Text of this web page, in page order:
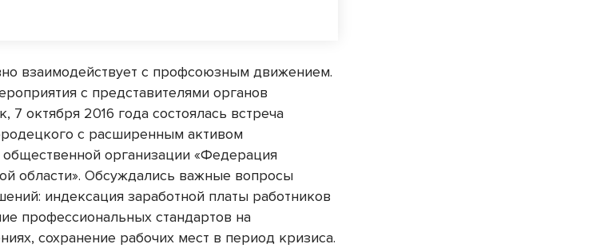
взаимодействует с профсоюзным движением.
с представителями органов
7 октября 2016 года состоялась встреча
с расширенным активом
организации «Федерация
области». Обсуждались важные вопросы
индексация заработной платы работников
профессиональных стандартов на
сохранение рабочих мест в период кризиса.